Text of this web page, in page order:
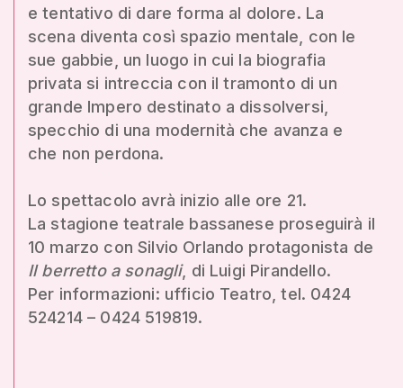
e tentativo di dare forma al dolore. La
scena diventa così spazio mentale, con le
sue gabbie, un luogo in cui la biografia
privata si intreccia con il tramonto di un
grande Impero destinato a dissolversi,
specchio di una modernità che avanza e
che non perdona.
Lo spettacolo avrà inizio alle ore 21.
La stagione teatrale bassanese proseguirà il
10 marzo con Silvio Orlando protagonista de
Il berretto a sonagli, di Luigi Pirandello.
Per informazioni: ufficio Teatro, tel. 0424
524214 – 0424 519819.